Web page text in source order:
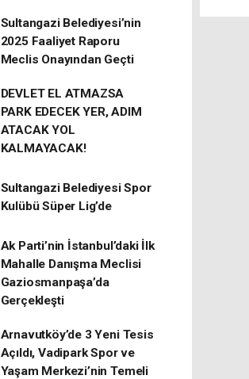
Sultangazi Belediyesi’nin
2025 Faaliyet Raporu
Meclis Onayından Geçti
DEVLET EL ATMAZSA
PARK EDECEK YER, ADIM
ATACAK YOL
KALMAYACAK!
Sultangazi Belediyesi Spor
Kulübü Süper Lig’de
Ak Parti’nin İstanbul’daki İlk
Mahalle Danışma Meclisi
Gaziosmanpaşa’da
Gerçekleşti
Arnavutköy’de 3 Yeni Tesis
Açıldı, Vadipark Spor ve
Yaşam Merkezi’nin Temeli